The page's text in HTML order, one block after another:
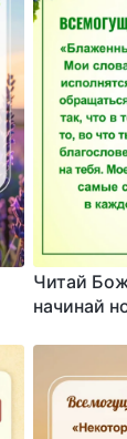
Читай
начинай